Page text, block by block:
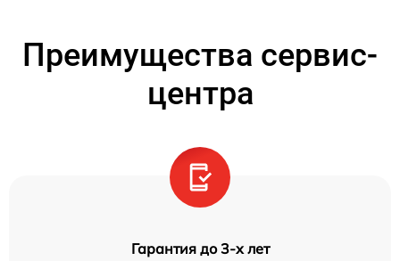
Преимущества сервис-
центра
Гарантия до 3-х лет